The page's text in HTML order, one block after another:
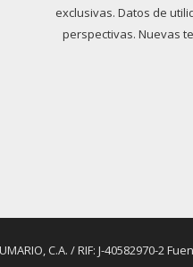
exclusivas. Datos de
perspectivas. Nuevas
C.A. / RIF: J-40582970-2